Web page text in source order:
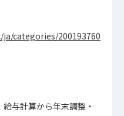
categories/200193760
与計算から年末調整・